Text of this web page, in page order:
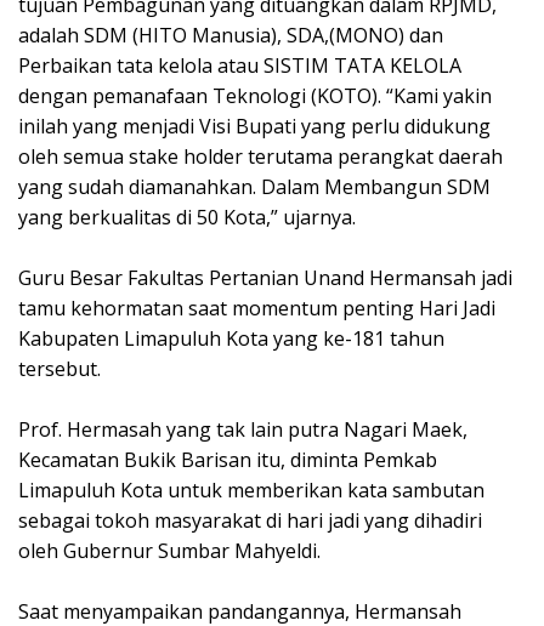
adalah SDM (HITO Manusia), SDA,(MONO) dan
Perbaikan tata kelola atau SISTIM TATA KELOLA
dengan pemanafaan Teknologi (KOTO). “Kami yakin
inilah yang menjadi Visi Bupati yang perlu didukung
oleh semua stake holder terutama perangkat daerah
yang sudah diamanahkan. Dalam Membangun SDM
yang berkualitas di 50 Kota,” ujarnya.
Guru Besar Fakultas Pertanian Unand Hermansah jadi
tamu kehormatan saat momentum penting Hari Jadi
Kabupaten Limapuluh Kota yang ke-181 tahun
tersebut.
Prof. Hermasah yang tak lain putra Nagari Maek,
Kecamatan Bukik Barisan itu, diminta Pemkab
Limapuluh Kota untuk memberikan kata sambutan
sebagai tokoh masyarakat di hari jadi yang dihadiri
oleh Gubernur Sumbar Mahyeldi.
Saat menyampaikan pandangannya, Hermansah